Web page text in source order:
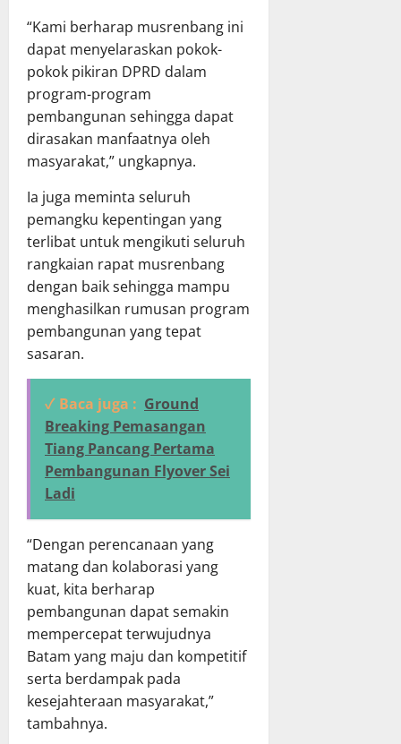
“Kami berharap musrenbang ini
dapat menyelaraskan pokok-
pokok pikiran DPRD dalam
program-program
pembangunan sehingga dapat
dirasakan manfaatnya oleh
masyarakat,” ungkapnya.
Ia juga meminta seluruh
pemangku kepentingan yang
terlibat untuk mengikuti seluruh
rangkaian rapat musrenbang
dengan baik sehingga mampu
menghasilkan rumusan program
pembangunan yang tepat
sasaran.
✓ Baca juga : Ground
Breaking Pemasangan
Tiang Pancang Pertama
Pembangunan Flyover Sei
Ladi
“Dengan perencanaan yang
matang dan kolaborasi yang
kuat, kita berharap
pembangunan dapat semakin
mempercepat terwujudnya
Batam yang maju dan kompetitif
serta berdampak pada
kesejahteraan masyarakat,”
tambahnya.